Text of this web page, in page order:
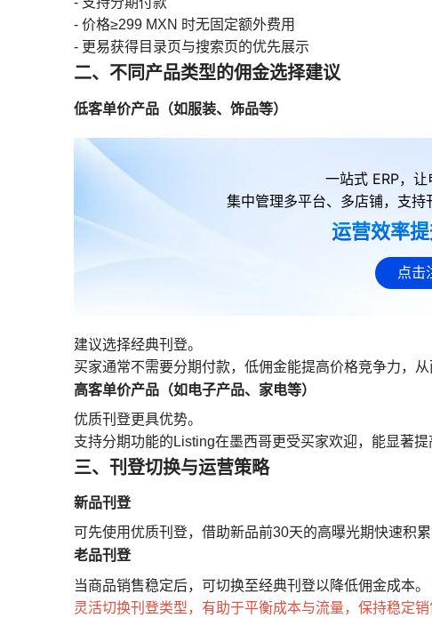
- 价格≥299 MXN 时无固定额外费用
- 更易获得目录页与搜索页的优先展示
二、不同产品类型的佣金选择建议
低客单价产品（如服装、饰品等）
一站式 ERP，
集中管理多平台、多店铺，支
运营效率
点击
建议选择经典刊登。
买家通常不需要分期付款，低佣金能提高价格竞争力，从
高客单价产品（如电子产品、家电等）
优质刊登更具优势。
支持分期功能的Listing在墨西哥更受买家欢迎，能显著提
三、刊登切换与运营策略
新品刊登
可先使用优质刊登，借助新品前30天的高曝光期快速积累
老品刊登
当商品销售稳定后，可切换至经典刊登以降低佣金成本。
灵活切换刊登类型，有助于平衡成本与流量，保持稳定